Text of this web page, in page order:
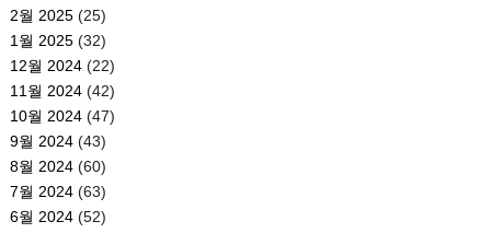
2월 2025(25)
1월 2025(32)
12월 2024(22)
11월 2024(42)
10월 2024(47)
9월 2024(43)
8월 2024(60)
7월 2024(63)
6월 2024(52)